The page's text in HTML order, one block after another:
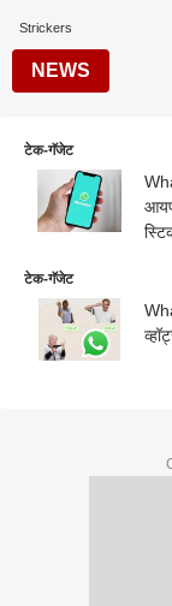
Strickers
NEWS
टेक-गॅजेट
टेक-गॅजेट